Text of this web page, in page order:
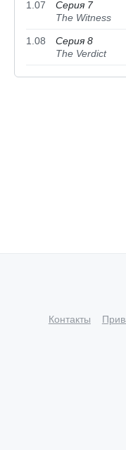
1.07
Серия 7
The Witness
1.08
Серия 8
The Verdict
Контакты